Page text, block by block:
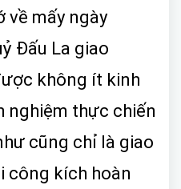
về mấy ngày
Đấu La giao
không ít kinh
nghiệm thực chiến
cũng chỉ là giao
công kích hoàn